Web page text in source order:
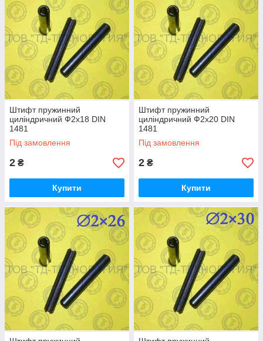
Штифт пружинний
циліндричний Ф2х18 DIN
1481
Під замовлення
2 ₴
Купити
Штифт пружинний
циліндричний Ф2х20 DIN
1481
Під замовлення
2 ₴
Купити